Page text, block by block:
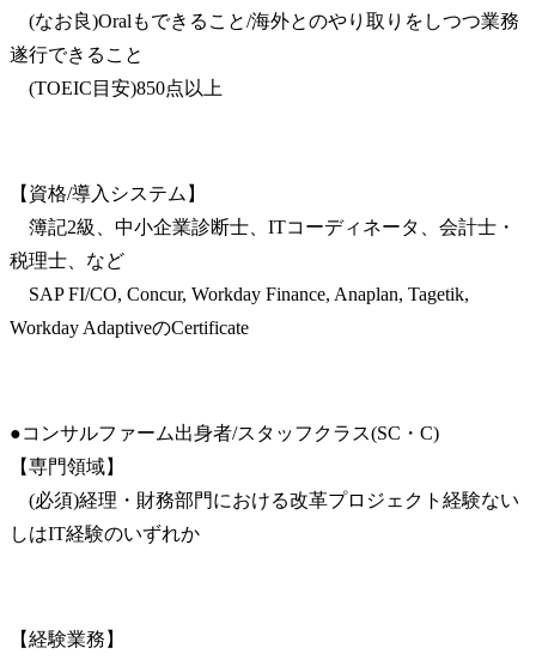
(なお良)Oralもできること/海外とのやり取りをしつつ業務
遂行できること
(TOEIC目安)850点以上
【資格/導入システム】
簿記2級、中小企業診断士、ITコーディネータ、会計士・
税理士、など
SAP FI/CO, Concur, Workday Finance, Anaplan, Tagetik,
Workday AdaptiveのCertificate
●コンサルファーム出身者/スタッフクラス(SC・C)
【専門領域】
(必須)経理・財務部門における改革プロジェクト経験ない
しはIT経験のいずれか
【経験業務】